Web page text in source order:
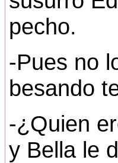
pecho.
-Pues no
besando
-¿Quien
y Bella le